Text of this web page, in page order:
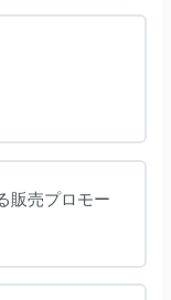
販売プロモー